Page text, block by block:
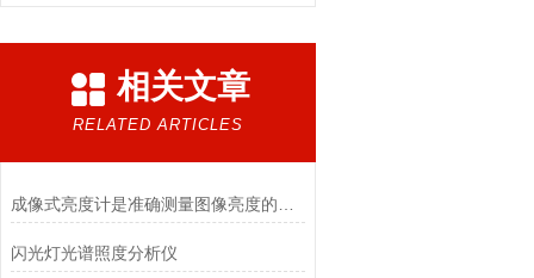
相关文章
RELATED ARTICLES
闪光灯光谱照度分析仪